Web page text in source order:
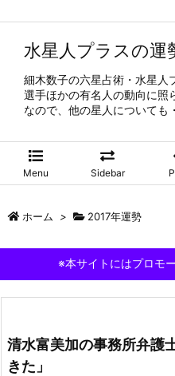
水星人プラスの運
細木数子の六星占術・水星人
選手ほかの有名人の動向に照
なので、他の星人についても
Menu Sidebar
ホーム > 2017年運勢
※本サイトにはプロモ
清水富美加の事務所弁護
きた」